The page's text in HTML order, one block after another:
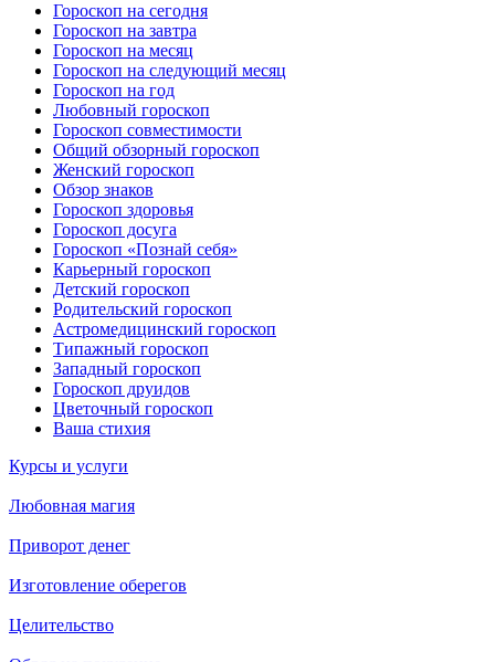
Гороскоп на сегодня
Гороскоп на завтра
Гороскоп на месяц
Гороскоп на следующий месяц
Гороскоп на год
Любовный гороскоп
Гороскоп совместимости
Общий обзорный гороскоп
Женский гороскоп
Обзор знаков
Гороскоп здоровья
Гороскоп досуга
Гороскоп «Познай себя»
Карьерный гороскоп
Детский гороскоп
Родительский гороскоп
Астромедицинский гороскоп
Типажный гороскоп
Западный гороскоп
Гороскоп друидов
Цветочный гороскоп
Ваша стихия
Курсы и услуги
Любовная магия
Приворот денег
Изготовление оберегов
Целительство